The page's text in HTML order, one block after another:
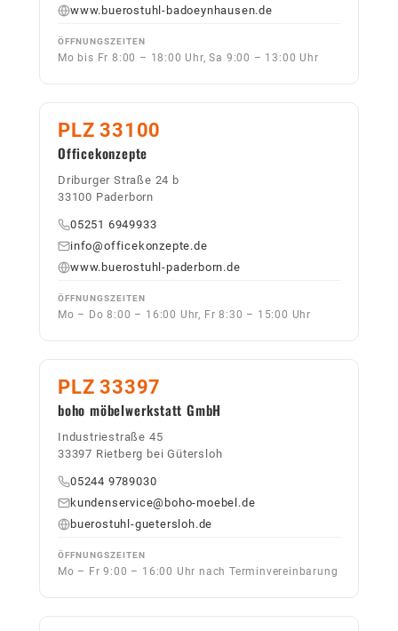
www.buerostuhl-badoeynhausen.de
ÖFFNUNGSZEITEN
Mo bis Fr 8:00 – 18:00 Uhr, Sa 9:00 – 13:00 Uhr
PLZ 33100
Officekonzepte
Driburger Straße 24 b
33100 Paderborn
05251 6949933
info@officekonzepte.de
www.buerostuhl-paderborn.de
ÖFFNUNGSZEITEN
Mo – Do 8:00 – 16:00 Uhr, Fr 8:30 – 15:00 Uhr
PLZ 33397
boho möbelwerkstatt GmbH
Industriestraße 45
33397 Rietberg bei Gütersloh
05244 9789030
kundenservice@boho-moebel.de
buerostuhl-guetersloh.de
ÖFFNUNGSZEITEN
Mo – Fr 9:00 – 16:00 Uhr nach Terminvereinbarung